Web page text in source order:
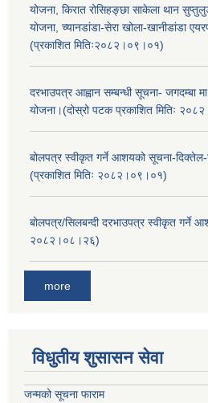
योजना, किरात रोसिहङ्छा साकेला थान
योजना, च्यानडांडा-सेरा खोला-खानीडांडा
(प्रकाशित मितिः२०८२।०९।०१)
दरभाउपत्र आह्वान सम्बन्धी सूचना- जगदम्बा
योजना।(दोस्रो पटक प्रकाशित मितिः
बोलपत्र स्वीकृत गर्ने आशयको सूचना-दिक्तेल-
(प्रकाशित मितिः २०८२।०९।०१)
बोलपत्र/सिलबन्दी दरभाउपत्र स्वीकृत गर्ने
२०८२।०८।२६)
more
विधुतीय शुसासन सेवा
जन्मको सूचना फाराम